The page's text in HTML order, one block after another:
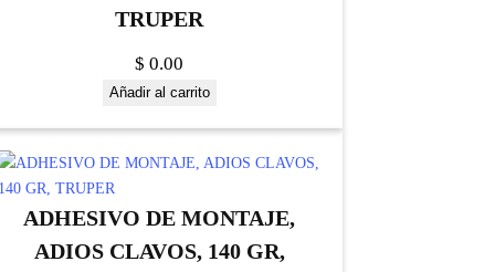
TRUPER
$ 0.00
Añadir al carrito
ADHESIVO DE MONTAJE,
ADIOS CLAVOS, 140 GR,